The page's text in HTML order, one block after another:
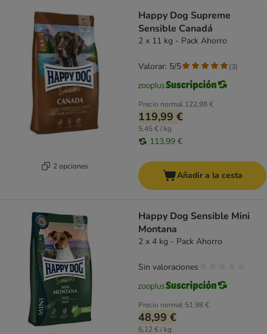
2 opciones
Happy Dog Supreme
Sensible Canadá
2 x 11 kg - Pack Ahorro
Precio normal 122,98 €
119,99 €
5,45 € / kg
113,99 €
Valorar: 5/5 (3)
Añadir a la cesta
Happy Dog Sensible Mini
Montana
2 x 4 kg - Pack Ahorro
Precio normal 51,98 €
48,99 €
6,12 € / kg
Sin valoraciones